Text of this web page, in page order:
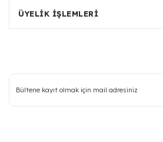
ÜYELİK İŞLEMLERİ